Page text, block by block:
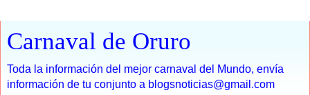
Carnaval de Oruro
Toda la información del mejor carnaval del Mundo, envía
información de tu conjunto a blogsnoticias@gmail.com